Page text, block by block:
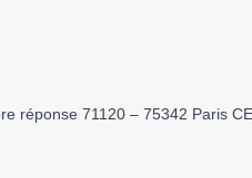
réponse 71120 – 75342 Paris